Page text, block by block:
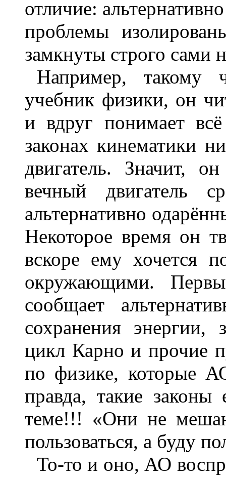
отличие:
проблемы
замкнуты строго сами
Например, такому
учебник физики, он
и вдруг понимает
законах кинематики
двигатель. Значит,
вечный двигатель
альтернативно
Некоторое время он
вскоре ему хочется
окружающими.
сообщает
сохранения энергии,
цикл Карно и прочие
по физике, которые
правда, такие
теме!!! «Они не
пользоваться, а буду
То-то и оно, АО